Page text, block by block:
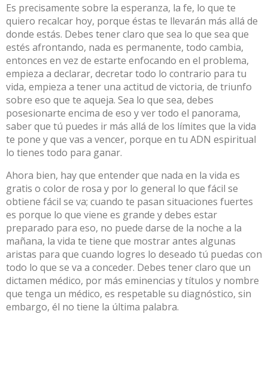
Es precisamente sobre la esperanza, la fe, lo que te
quiero recalcar hoy, porque éstas te llevarán más allá de
donde estás. Debes tener claro que sea lo que sea que
estés afrontando, nada es permanente, todo cambia,
entonces en vez de estarte enfocando en el problema,
empieza a declarar, decretar todo lo contrario para tu
vida, empieza a tener una actitud de victoria, de triunfo
sobre eso que te aqueja. Sea lo que sea, debes
posesionarte encima de eso y ver todo el panorama,
saber que tú puedes ir más allá de los límites que la vida
te pone y que vas a vencer, porque en tu ADN espiritual
lo tienes todo para ganar.
Ahora bien, hay que entender que nada en la vida es
gratis o color de rosa y por lo general lo que fácil se
obtiene fácil se va; cuando te pasan situaciones fuertes
es porque lo que viene es grande y debes estar
preparado para eso, no puede darse de la noche a la
mañana, la vida te tiene que mostrar antes algunas
aristas para que cuando logres lo deseado tú puedas con
todo lo que se va a conceder. Debes tener claro que un
dictamen médico, por más eminencias y títulos y nombre
que tenga un médico, es respetable su diagnóstico, sin
embargo, él no tiene la última palabra.